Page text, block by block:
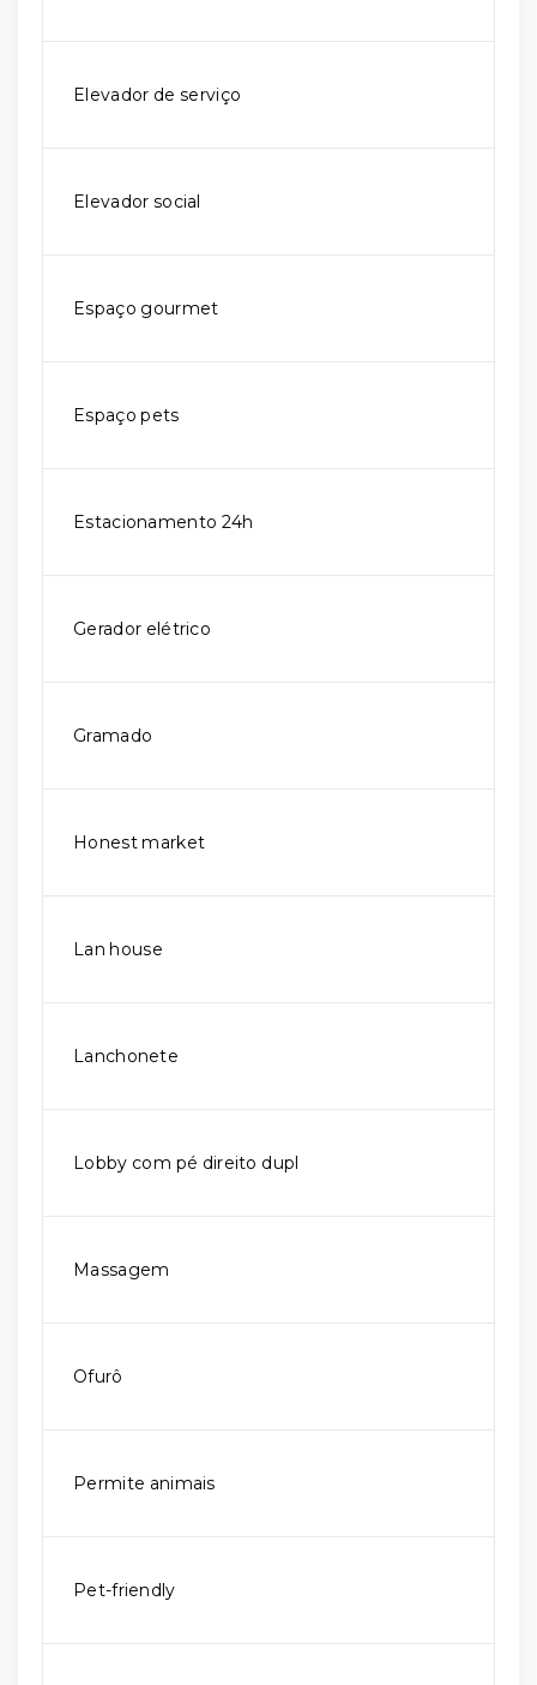
Elevador de serviço
Elevador social
Espaço gourmet
Espaço pets
Estacionamento 24h
Gerador elétrico
Gramado
Honest market
Lan house
Lanchonete
Lobby com pé direito dupl
Massagem
Ofurô
Permite animais
Pet-friendly